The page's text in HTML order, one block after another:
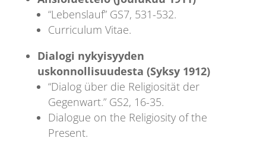
“Lebenslauf” GS7, 531-532.
Curriculum Vitae.
Dialogi nykyisyyden
uskonnollisuudesta (Syksy 1912)
“Dialog über die Religiosität der
Gegenwart.” GS2, 16-35.
Dialogue on the Religiosity of the
Present.